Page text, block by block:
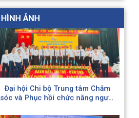
HÌNH ẢNH
Đại hội Chi bộ Trung tâm Chăm
sóc và Phục hồi chức năng người
tâm thần số 2 Hà Nội lần thứ IV;
nhệm kỳ (2025 – 2030)